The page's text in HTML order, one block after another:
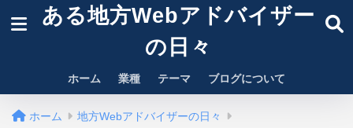
ある地方Webアドバイザー
の日々
ホーム 業種 テーマ ブログについて
ホーム 地方Webアドバイザーの日々